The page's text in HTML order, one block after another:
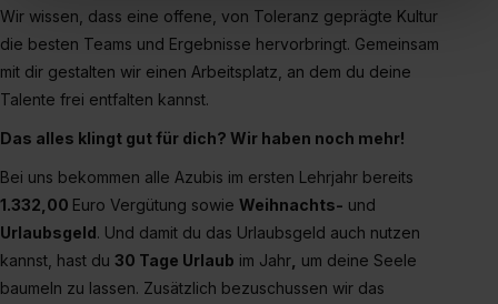
„Social Media und Marketing“ bist du auch damit
einverstanden, dass dir nach Setzen der Cookies externe
Inhalte (z.B. Videos oder Posts) angezeigt und hierfür
erforderliche personenbezogene Daten an Social Media
Dienste, ggfs. mit Sitz in den USA, übermittelt werden.
Einzelfall bei dem jeweiligen Inhalt erteilen. Willst du nur
bestimmte Verwendungszwecke zulassen, triff deine
Auswahl über die Checkboxen und klick auf „Auswahl
erlauben“. Die Einwilligung zur Platzierung von Cookies
der Kategorien „Präferenzen“, „Statistiken“ und „Social
Wir wissen, dass eine offene, von Toleranz geprägte Kultur
die besten Teams und Ergebnisse hervorbringt. Gemeinsam
mit dir gestalten wir einen Arbeitsplatz, an dem du deine
Talente frei entfalten kannst.
Das alles klingt gut für dich? Wir haben noch mehr!
Bei uns bekommen alle Azubis im ersten Lehrjahr bereits
1.332,00 Euro Vergütung sowie Weihnachts- und
Urlaubsgeld. Und damit du das Urlaubsgeld auch nutzen
kannst, hast du 30 Tage Urlaub im Jahr um deine Seele
baumeln zu lassen. Zusätzlich bezuschussen wir das